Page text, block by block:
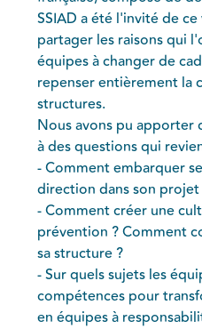
SSIAD a été l'invité de
partager les raisons qui
équipes à changer de
repenser entièrement la
structures.
Nous avons pu apporter
à des questions qui
- Comment embarquer
direction dans son
- Comment créer une
prévention ? Comment
sa structure ?
- Sur quels sujets les
compétences pour
en équipes à